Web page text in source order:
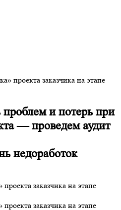
проекта заказчика на этапе
и потерь при
— проведем аудит
недоработок